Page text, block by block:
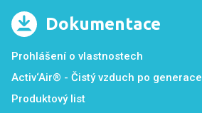
Dokumentace
Prohlášení o vlastnostech
Activ‘Air® - Čistý vzduch po generace
Produktový list